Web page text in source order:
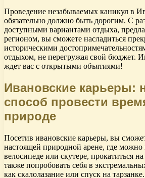
Проведение незабываемых каникул в
обязательно должно быть дорогим. С
доступными вариантами отдыха,
регионом, вы сможете насладиться
историческими
отдыхом, не перегружая свой бюджет.
ждет вас с открытыми объятиями!
Ивановские карьеры:
способ провести
природе
Посетив ивановские карьеры, вы
настоящей природной арене, где можно
велосипеде или скутере, прокатиться
также попробовать себя в
как скалолазание или спуск на